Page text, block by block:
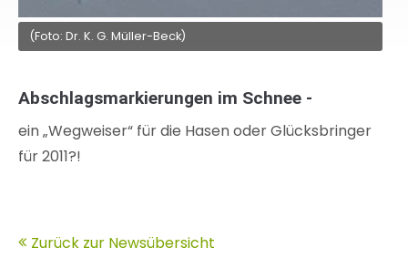
(Foto: Dr. K. G. Müller-Beck)
Abschlagsmarkierungen im Schnee -
ein „Wegweiser“ für die Hasen oder Glücksbringer
für 2011?!
Zurück zur Newsübersicht